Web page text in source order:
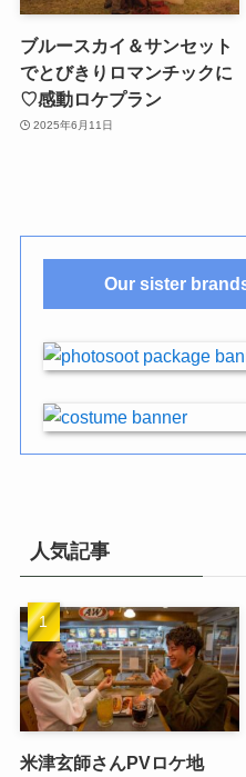
ブルースカイ＆サンセット
でとびきりロマンチックに
♡感動ロケプラン
2025年6月11日
Our sister
人気記事
米津玄師さんPVロケ地